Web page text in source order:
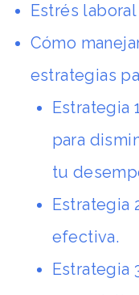
Estrés
Cómo
estrategias
Estrategia
para
tu
Estrategia
efectiva.
Estrategia